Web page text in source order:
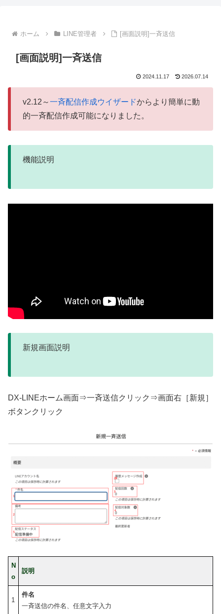
ホーム LINE管理者 [画面説明]一斉送信
[画面説明]一斉送信
2024.11.17 2026.07.14
v2.12～一斉配信作成ウイザードからより簡単に動
的一斉配信作成可能になりました。
機能説明
新規画面説明
DX-LINEホーム画面⇒一斉送信クリック⇒画面右［新規］
ボタンクリック
N
o
説明
1
件名
一斉送信の件名、任意文字入力